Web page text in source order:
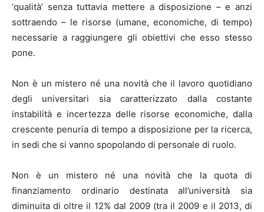
‘qualità’ senza tuttavia mettere a disposizione – e anzi
sottraendo – le risorse (umane, economiche, di tempo)
necessarie a raggiungere gli obiettivi che esso stesso
pone.
Non è un mistero né una novità che il lavoro quotidiano
degli universitari sia caratterizzato dalla costante
instabilità e incertezza delle risorse economiche, dalla
crescente penuria di tempo a disposizione per la ricerca,
in sedi che si vanno spopolando di personale di ruolo.
Non è un mistero né una novità che la quota di
finanziamento ordinario destinata all’università sia
diminuita di oltre il 12% dal 2009 (tra il 2009 e il 2013, di